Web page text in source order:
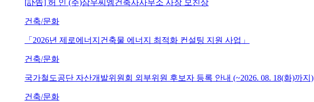
[訃告] 허 인 (주)삼우씨엠건축사사무소 사장 모친상
건축/문화
「2026년 제로에너지건축물 에너지 최적화 컨설팅 지원 사업」
건축/문화
국가철도공단 자산개발위원회 외부위원 후보자 등록 안내 (~2026. 08. 18(화)까지)
건축/문화